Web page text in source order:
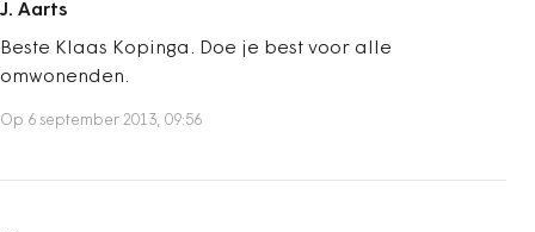
J. Aarts
Beste Klaas Kopinga. Doe je best voor alle
omwonenden.
Op 6 september 2013, 09:56